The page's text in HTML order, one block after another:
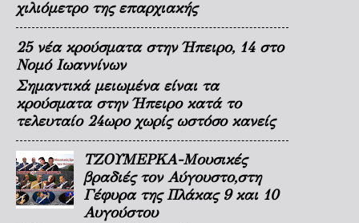
χιλιόμετρο της επαρχιακής
25 νέα κρούσματα στην Ήπειρο, 14 στο
Νομό Ιωαννίνων
Σημαντικά μειωμένα είναι τα
κρούσματα στην Ήπειρο κατά το
τελευταίο 24ωρο χωρίς ωστόσο κανείς
ΤΖΟΥΜΕΡΚΑ-Μουσικές
βραδιές τον Αύγουστο,στη
Γέφυρα της Πλάκας 9 και 10
Αυγούστου